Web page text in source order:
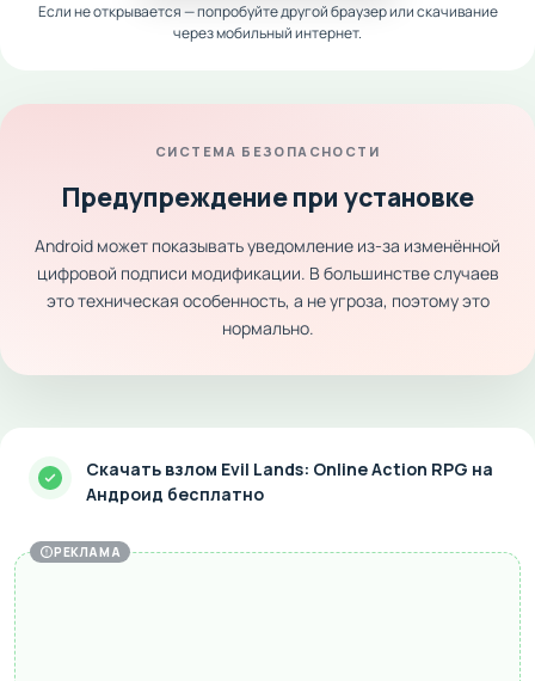
Если не открывается — попробуйте другой браузер или скачивание
через мобильный интернет.
СИСТЕМА БЕЗОПАСНОСТИ
Предупреждение при установке
Android может показывать уведомление из-за изменённой
цифровой подписи модификации. В большинстве случаев
это техническая особенность, а не угроза, поэтому это
нормально.
Скачать взлом Evil Lands: Online Action RPG на
Андроид бесплатно
РЕКЛАМА